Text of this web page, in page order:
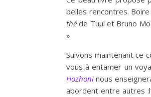
belles rencontres.
thé de Tuul et Bruno
».
Suivons maintenant ce
vous à entamer un
Hozhoni nous
abordent entre autres